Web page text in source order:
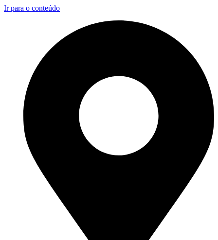
Ir para o conteúdo